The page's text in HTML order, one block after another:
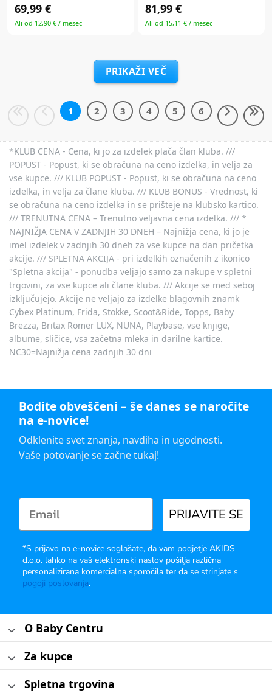
69,99 €
Ali od 12,90 € / mesec
81,99 €
Ali od 15,11 € / mesec
PRIKAŽI VEČ
1 2 3 4 5 6
*KLUB CENA - Cena, ki jo za izdelek plača član kluba. ///
POPUST - Popust, ki se obračuna na ceno izdelka, in velja za
vse kupce. /// KLUB POPUST - Popust, ki se obračuna na ceno
izdelka, in velja za člane kluba. /// KLUB BONUS - Vrednost, ki
se obračuna na ceno izdelka in se prišteje na klubsko kartico.
/// TRENUTNA CENA – Trenutno veljavna cena izdelka. /// *
NAJNIŽJA CENA V ZADNJIH 30 DNEH – Najnižja cena, ki jo je
imel izdelek v zadnjih 30 dneh za vse kupce na dan pričetka
akcije. /// SPLETNA AKCIJA - pri izdelkih označenih z ikonico
"Spletna akcija" - ponudba veljajo samo za nakupe v spletni
trgovini, za vse kupce ali člane kluba. /// Akcije se med seboj
izključujejo. Akcije ne veljajo za izdelke blagovnih znamk
Cybex Platinum, Frida, Stokke, Scoot&Ride, Topps, Baby
Brezza, Britax Römer LUX, NUNA, Playbase, vse knjige,
albume, sličice, vsa začetna mleka in darilne kartice.
NC30=Najnižja cena zadnjih 30 dni
Bodite obveščeni – še danes se naročite
na e-novice!
Odklenite svet znanja, navdiha in ugodnosti.
Vaše potovanje se začne tukaj!
PRIJAVITE SE
*S prijavo na e-novice soglašate, da vam podjetje AKIDS
d.o.o. lahko na vaš elektronski naslov pošilja različna
personalizirana komercialna sporočila ter da se strinjate s
pogoji poslovanja.
O Baby Centru
Za kupce
Spletna trgovina